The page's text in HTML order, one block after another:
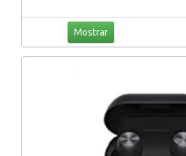
Mostrar